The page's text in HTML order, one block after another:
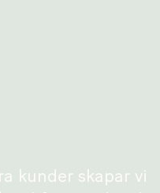
kunder skapar vi